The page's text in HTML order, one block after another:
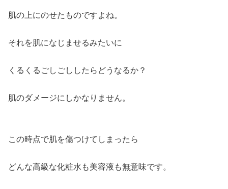
肌の上にのせたものですよね。
それを肌になじませるみたいに
くるくるごしごししたらどうなるか？
肌のダメージにしかなりません。
この時点で肌を傷つけてしまったら
どんな高級な化粧水も美容液も無意味です。